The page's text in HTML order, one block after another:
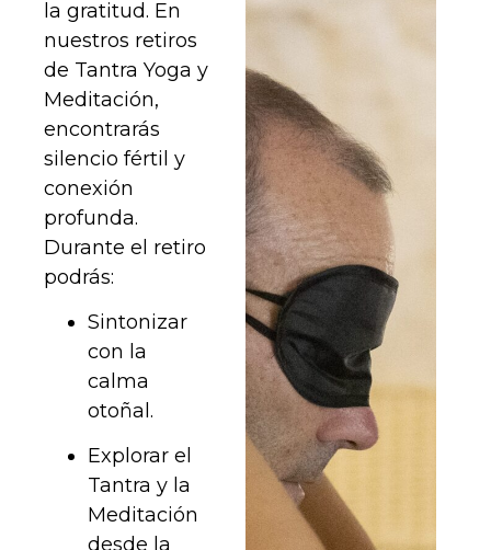
la gratitud. En
nuestros retiros
de Tantra Yoga y
Meditación,
encontrarás
silencio fértil y
conexión
profunda.
Durante el retiro
podrás:
Sintonizar
con la
calma
otoñal.
Explorar el
Tantra y la
Meditación
desde la